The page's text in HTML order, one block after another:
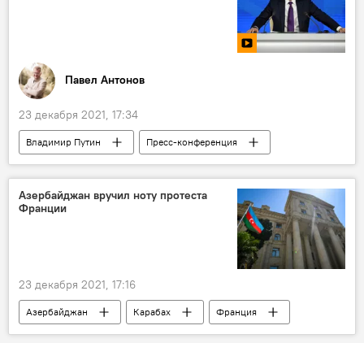
Павел Антонов
23 декабря 2021, 17:34
Владимир Путин
Пресс-конференция
Прямой эфир
Видео Россия
Азербайджан вручил ноту протеста
Франции
23 декабря 2021, 17:16
Азербайджан Карабах
Франция
МИД Азербайджана
нота протеста